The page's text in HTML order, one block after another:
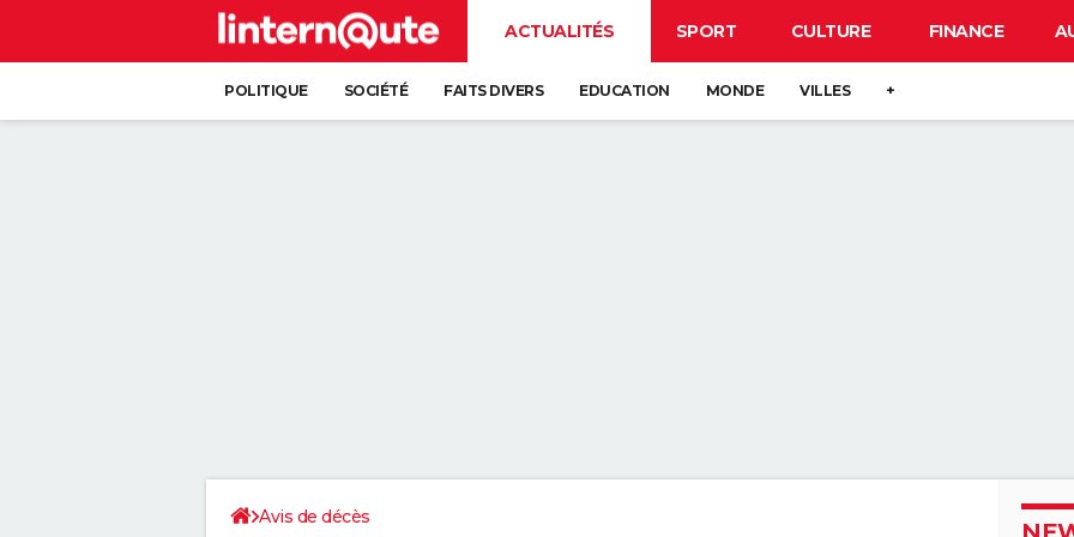
ACTUALITÉS SPORT CULTURE FINANCE
POLITIQUE SOCIÉTÉ FAITS DIVERS EDUCATION MONDE VILLES +
Avis de décès